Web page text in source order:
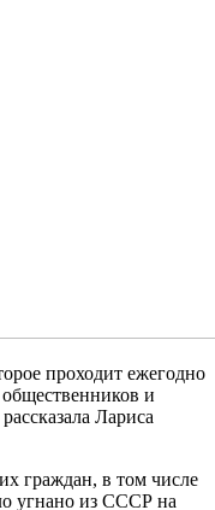
проходит ежегодно
и
Лариса
граждан, в том числе
угнано из СССР на